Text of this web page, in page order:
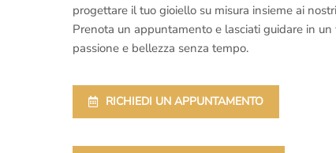
progettare il tuo gioiello su misura insieme ai
Prenota un appuntamento e lasciati guidare in
passione e bellezza senza tempo.
RICHIEDI UN APPUNTAMENTO